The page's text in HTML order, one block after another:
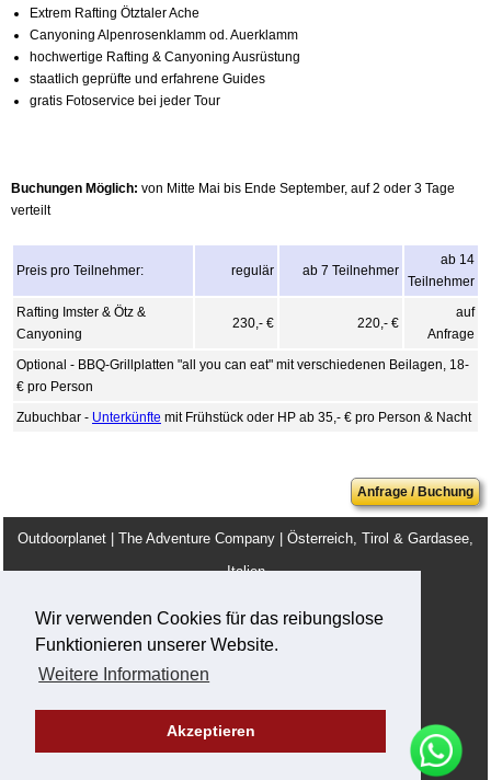
Wir verwenden Cookies für das reibungslose
Funktionieren unserer Website.
Weitere Informationen
Akzeptieren
Extrem Rafting Ötztaler Ache
Canyoning Alpenrosenklamm od. Auerklamm
hochwertige Rafting & Canyoning Ausrüstung
staatlich geprüfte und erfahrene Guides
gratis Fotoservice bei jeder Tour
Buchungen Möglich: von Mitte Mai bis Ende September, auf 2 oder 3 Tage
verteilt
Preis pro Teilnehmer: regulär ab 7 Teilnehmer
ab 14
Teilnehmer
Rafting Imster & Ötz &
Canyoning
230,- € 220,- €
auf
Anfrage
Optional - BBQ-Grillplatten "all you can eat" mit verschiedenen Beilagen, 18-
€ pro Person
Zubuchbar - Unterkünfte mit Frühstück oder HP ab 35,- € pro Person & Nacht
Anfrage / Buchung
Outdoorplanet | The Adventure Company | Österreich, Tirol & Gardasee,
Italien
Tel: + 43 660 2590555
Team AGB Impressum